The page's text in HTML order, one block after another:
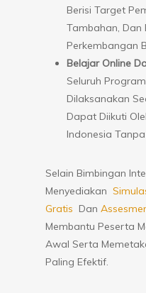
Berisi Target
Tambahan, Dan
Perkembangan
Belajar Online
Seluruh
Dilaksanakan
Dapat Diikuti
Indonesia
Selain Bimbingan
Menyediakan
Gratis Dan
Membantu Peserta
Awal Serta
Paling Efektif.